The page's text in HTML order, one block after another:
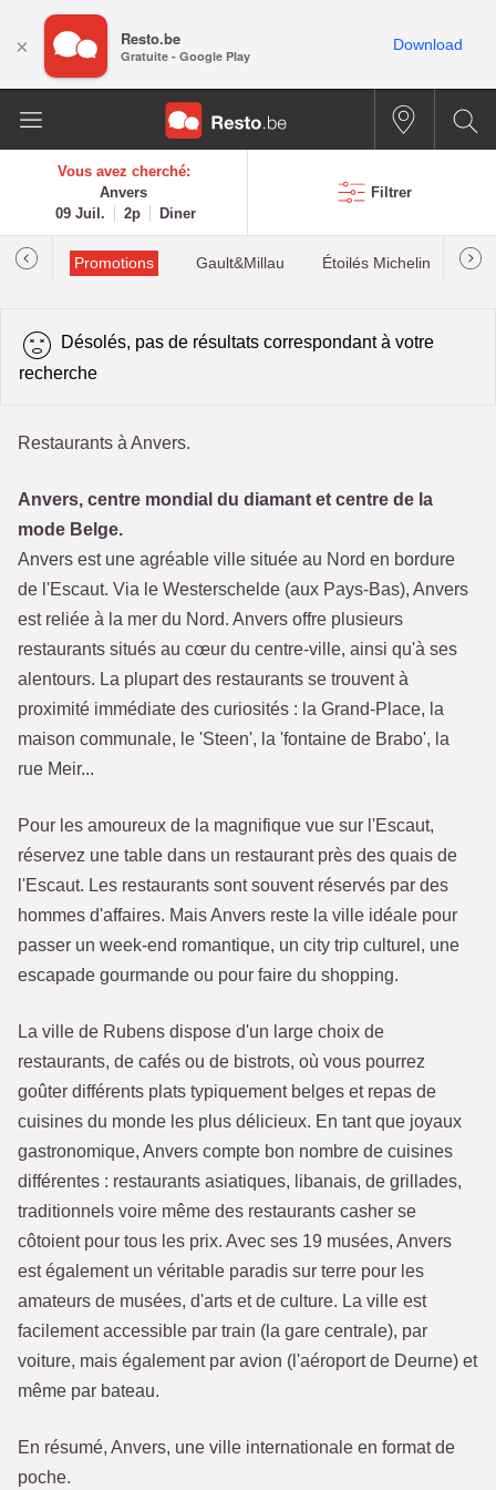
Vous avez cherché:
Anvers
09 Juil.
2p Diner
Filtrer
Promotions Gault&Millau Étoilés Michelin
Désolés, pas de résultats correspondant à votre
recherche
Restaurants à Anvers.
Anvers, centre mondial du diamant et centre de la
mode Belge.
Anvers est une agréable ville située au Nord en bordure
de l'Escaut. Via le Westerschelde (aux Pays-Bas), Anvers
est reliée à la mer du Nord. Anvers offre plusieurs
restaurants situés au cœur du centre-ville, ainsi qu'à ses
alentours. La plupart des restaurants se trouvent à
proximité immédiate des curiosités : la Grand-Place, la
maison communale, le 'Steen', la 'fontaine de Brabo', la
rue Meir...
Pour les amoureux de la magnifique vue sur l'Escaut,
réservez une table dans un restaurant près des quais de
l'Escaut. Les restaurants sont souvent réservés par des
hommes d'affaires. Mais Anvers reste la ville idéale pour
passer un week-end romantique, un city trip culturel, une
escapade gourmande ou pour faire du shopping.
La ville de Rubens dispose d'un large choix de
restaurants, de cafés ou de bistrots, où vous pourrez
goûter différents plats typiquement belges et repas de
cuisines du monde les plus délicieux. En tant que joyaux
gastronomique, Anvers compte bon nombre de cuisines
différentes : restaurants asiatiques, libanais, de grillades,
traditionnels voire même des restaurants casher se
côtoient pour tous les prix. Avec ses 19 musées, Anvers
est également un véritable paradis sur terre pour les
amateurs de musées, d'arts et de culture. La ville est
facilement accessible par train (la gare centrale), par
voiture, mais également par avion (l'aéroport de Deurne) et
même par bateau.
En résumé, Anvers, une ville internationale en format de
poche.
× Resto.be
Gratuite - Google Play
Download